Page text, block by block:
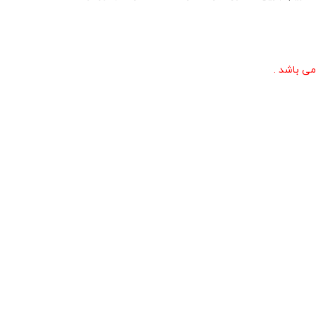
می باشد .